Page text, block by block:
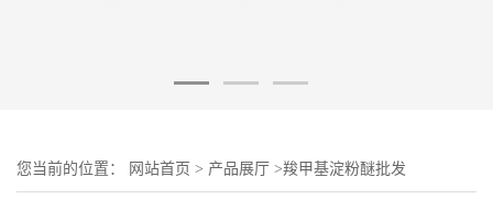
您当前的位置： 网站首页 > 产品展厅 >羧甲基淀粉醚批发